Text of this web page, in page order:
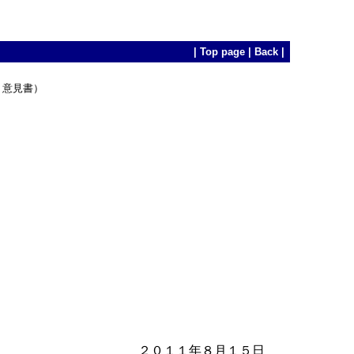
Top page| Back|
見書）
２０１１年８月１５日